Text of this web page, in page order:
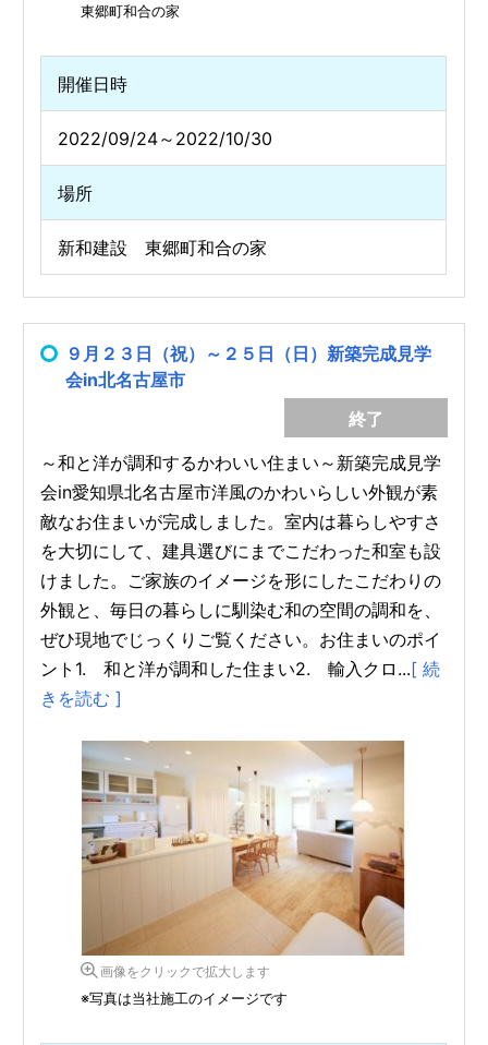
東郷町和合の家
開催日時
2022/09/24～2022/10/30
場所
新和建設 東郷町和合の家
９月２３日（祝）～２５日（日）新築完成見学
会in北名古屋市
終了
～和と洋が調和するかわいい住まい～新築完成見学
会in愛知県北名古屋市洋風のかわいらしい外観が素
敵なお住まいが完成しました。室内は暮らしやすさ
を大切にして、建具選びにまでこだわった和室も設
けました。ご家族のイメージを形にしたこだわりの
外観と、毎日の暮らしに馴染む和の空間の調和を、
ぜひ現地でじっくりご覧ください。お住まいのポイ
ント1. 和と洋が調和した住まい2. 輸入クロ...[ 続
きを読む ]
画像をクリックで拡大します
※写真は当社施工のイメージです